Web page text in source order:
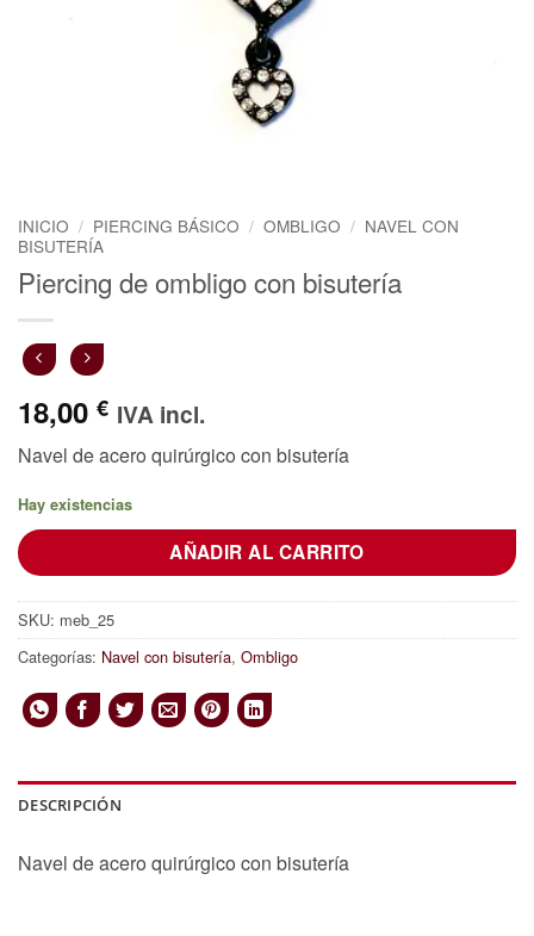
INICIO / PIERCING BÁSICO / OMBLIGO / NAVEL CON
BISUTERÍA
Piercing de ombligo con bisutería
18,00 € IVA incl.
Navel de acero quirúrgico con bisutería
Hay existencias
AÑADIR AL CARRITO
SKU: meb_25
Categorías: Navel con bisutería, Ombligo
DESCRIPCIÓN
Navel de acero quirúrgico con bisutería